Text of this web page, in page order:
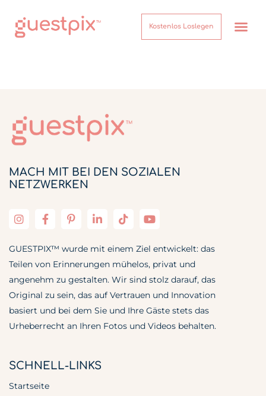
Kostenlos Loslegen
MACH MIT BEI DEN SOZIALEN
NETZWERKEN
GUESTPIX™ wurde mit einem Ziel entwickelt: das
Teilen von Erinnerungen mühelos, privat und
angenehm zu gestalten. Wir sind stolz darauf, das
Original zu sein, das auf Vertrauen und Innovation
basiert und bei dem Sie und Ihre Gäste stets das
Urheberrecht an Ihren Fotos und Videos behalten.
SCHNELL-LINKS
Startseite